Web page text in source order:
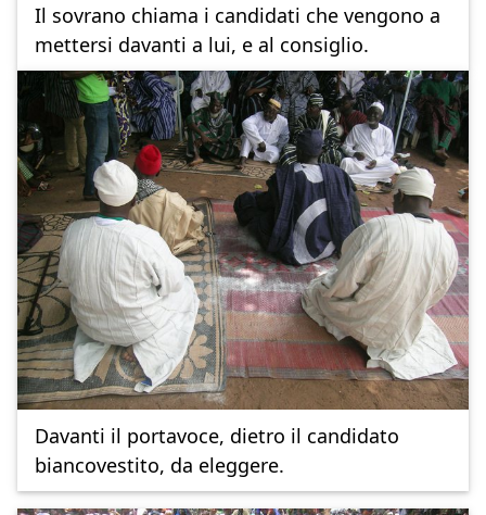
Il sovrano chiama i candidati che vengono a
mettersi davanti a lui, e al consiglio.
Davanti il portavoce, dietro il candidato
biancovestito, da eleggere.